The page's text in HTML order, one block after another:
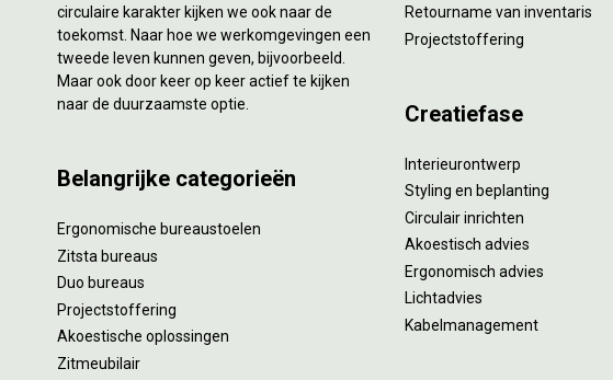
circulaire karakter kijken we ook naar de
toekomst. Naar hoe we werkomgevingen een
tweede leven kunnen geven, bijvoorbeeld.
Maar ook door keer op keer actief te kijken
naar de duurzaamste optie.
Belangrijke categorieën
Ergonomische bureaustoelen
Zitsta bureaus
Duo bureaus
Projectstoffering
Akoestische oplossingen
Zitmeubilair
Retourname van inventaris
Projectstoffering
Creatiefase
Interieurontwerp
Styling en beplanting
Circulair inrichten
Akoestisch advies
Ergonomisch advies
Lichtadvies
Kabelmanagement